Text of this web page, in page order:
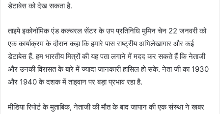
डेटाबेस को देख सकता है.
ताइपे इकोनॉमिक एंड कल्चरल सेंटर के उप प्रतिनिधि मुमिन चेन 22 जनवरी को
एक कार्याक्रम के दौरान कहा कि हमारे पास राष्ट्रीय अभिलेखागार और कई
डेटाबेस हैं. हम भारतीय मित्रों की यह पता लगाने में मदद कर सकते हैं कि नेताजी
और उनकी विरासत के बारे में ज्यादा जानकारी हासिल हो सके. नेता जी का 1930
और 1940 के दशक में ताइवान पर बड़ा प्रभाव रहा है.
मीडिया रिपोर्ट के मुताबिक, नेताजी की मौत के बाद जापान की एक संस्था ने खबर